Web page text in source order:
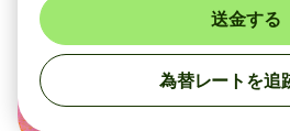
送金する
為替レートを追